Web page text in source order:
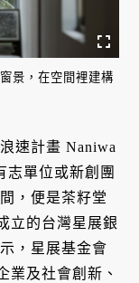
景，在空間裡建構
速計畫 Naniwa
志單位或新創團
，便是茶籽堂
立的台灣星展銀
，星展基金會
業及社會創新、